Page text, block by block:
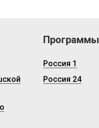
Программы
Россия 1
Россия 24